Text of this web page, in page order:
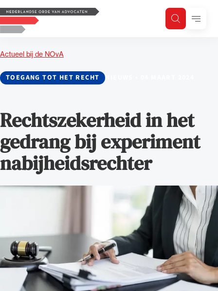
Logo, to the homepage
ZoekenMenu
Actueel bij de NOvA
Rechtszekerheid in het
gedrang bij experiment
nabijheidsrechter
TOEGANG TOT HET RECHT
Zoeken
Zoek op trefwoord
Uitgelicht